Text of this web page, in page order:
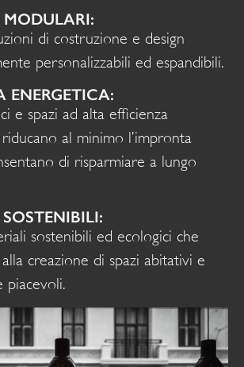
di costruzione e design
personalizzabili ed espandibili.
ENERGETICA:
e spazi ad alta efficienza
al minimo l’impronta
di risparmiare a lungo
sostenibili ed ecologici che
creazione di spazi abitativi e
piacevoli.